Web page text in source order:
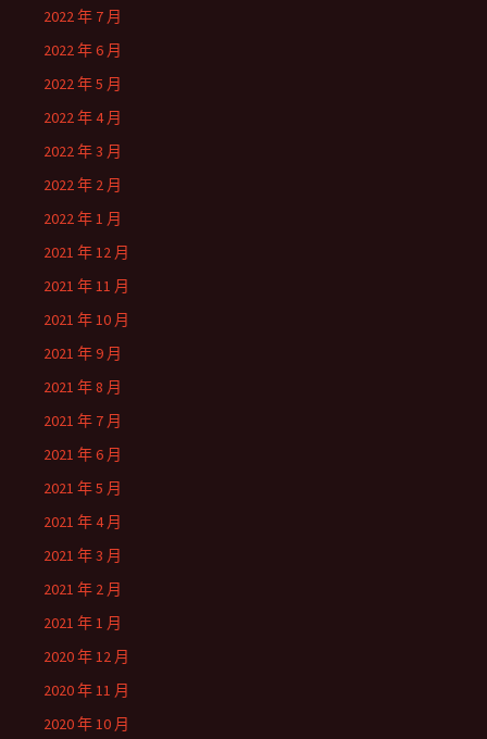
2022 年 7 月
2022 年 6 月
2022 年 5 月
2022 年 4 月
2022 年 3 月
2022 年 2 月
2022 年 1 月
2021 年 12 月
2021 年 11 月
2021 年 10 月
2021 年 9 月
2021 年 8 月
2021 年 7 月
2021 年 6 月
2021 年 5 月
2021 年 4 月
2021 年 3 月
2021 年 2 月
2021 年 1 月
2020 年 12 月
2020 年 11 月
2020 年 10 月